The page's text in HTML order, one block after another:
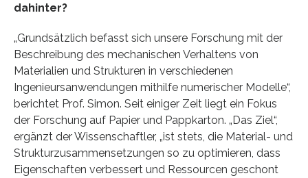
dahinter?
„Grundsätzlich befasst sich unsere Forschung mit der
Beschreibung des mechanischen Verhaltens von
Materialien und Strukturen in verschiedenen
Ingenieursanwendungen mithilfe numerischer Modelle“,
berichtet Prof. Simon. Seit einiger Zeit liegt ein Fokus
der Forschung auf Papier und Pappkarton. „Das Ziel“,
ergänzt der Wissenschaftler, „ist stets, die Material- und
Strukturzusammensetzungen so zu optimieren, dass
Eigenschaften verbessert und Ressourcen geschont